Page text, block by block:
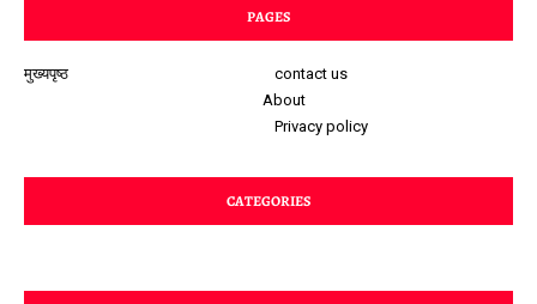
PAGES
मुख्यपृष्ठ
contact us
About
Privacy policy
CATEGORIES